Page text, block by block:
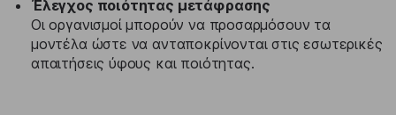
Έλεγχος ποιότητας μετάφρασης
Οι οργανισμοί μπορούν να προσαρμόσουν τα
μοντέλα ώστε να ανταποκρίνονται στις εσωτερικές
απαιτήσεις ύφους και ποιότητας.